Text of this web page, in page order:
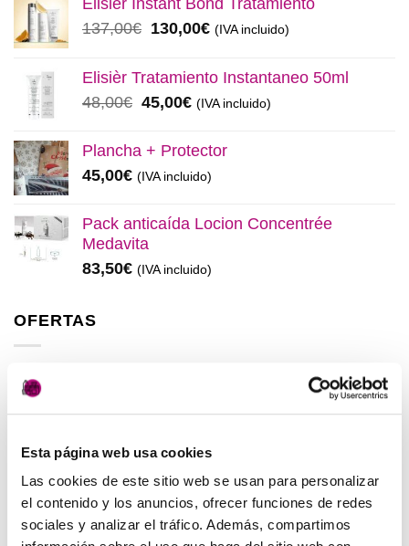
Esta página web usa cookies
Las cookies de este sitio web se usan para personalizar
el contenido y los anuncios, ofrecer funciones de redes
sociales y analizar el tráfico. Además, compartimos
137,00€ El
original
137,00€.
130,00€El
actual
130,00€.
(IVA incluido)
Elisièr Tratamiento Instantaneo 50ml
48,00€ El
original
48,00€.
45,00€El
actual
45,00€.
(IVA incluido)
Plancha + Protector
45,00€ (IVA incluido)
Pack anticaída Locion Concentrée
Medavita
83,50€ (IVA incluido)
OFERTAS
Elisièr Instant Bond Tratamiento
original
137,00€.
actual
130,00€.
Elisièr Tratamiento Instantaneo 50ml
48,00€ El
precio
original
45,00 €El
precio
actual
(IVA incluido)
Paleta de Maquillaje Avon